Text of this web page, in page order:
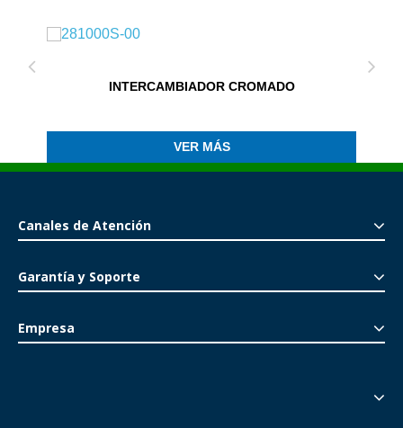
INTERCAMBIADOR CROMADO
VER MÁS
Canales de Atención
Garantía y Soporte
Empresa